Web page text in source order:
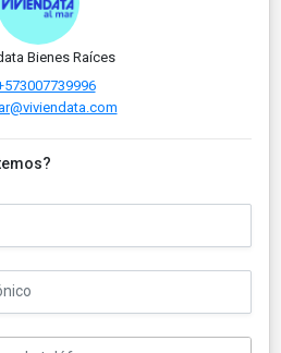
Bienes Raíces